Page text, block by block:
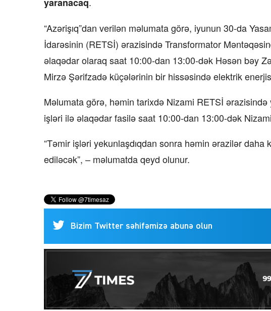
“Azərişıq”dan verilən məlumata görə, iyunun 30-da
İdarəsinin (RETSİ) ərazisində Transformator
əlaqədar olaraq saat 10:00-dan 13:00-dək Həsən bəy
Mirzə Şərifzadə küçələrinin bir hissəsində elektrik
Məlumata görə, həmin tarixdə Nizami RETSİ
işləri ilə əlaqədar fasilə saat 10:00-dan 13:00-dək
“Təmir işləri yekunlaşdıqdan sonra həmin ərazilər
ediləcək”, – məlumatda qeyd olunur.
Bizim Twitter səhifəmizə abunə olun